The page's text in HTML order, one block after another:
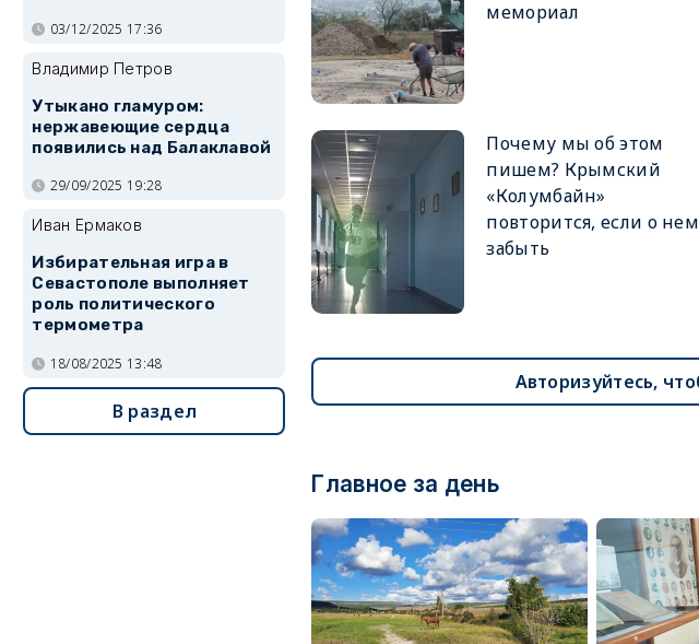
мемориал
Почему мы об этом
пишем? Крымский
«Колумбайн»
повторится, если о нем
забыть
Авторизуйтесь,
Главное за день
03/12/2025 17:36
Владимир Петров
Утыкано гламуром:
нержавеющие сердца
появились над Балаклавой
29/09/2025 19:28
Иван Ермаков
Избирательная игра в
Севастополе выполняет
роль политического
термометра
18/08/2025 13:48
В раздел